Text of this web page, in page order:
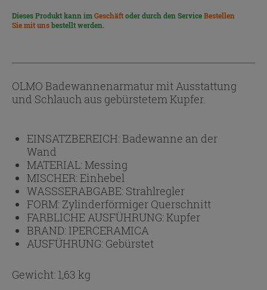
Dieses Produkt kann imGeschäftoder durch den ServiceBestellen
Sie mit unsbestellt werden.
OLMO Badewannenarmatur mit Ausstattung
und Schlauch aus gebürstetem Kupfer.
EINSATZBEREICH:Badewanne an der
Wand
MATERIAL:Messing
MISCHER:Einhebel
WASSSERABGABE: Strahlregler
FORM: Zylinderförmiger Querschnitt
FARBLICHE AUSFÜHRUNG:Kupfer
BRAND: IPERCERAMICA
AUSFÜHRUNG: Gebürstet
Gewicht: 1,63 kg